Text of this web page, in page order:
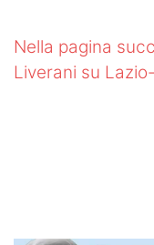
Nella pagina
Liverani su